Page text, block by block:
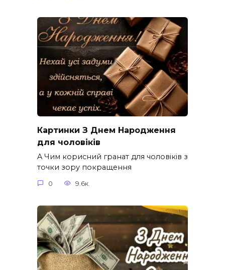
Картинки З Днем Народження
для чоловіків​
A Чим корисний гранат для чоловіків з
точки зору покращення
0 9.6к.